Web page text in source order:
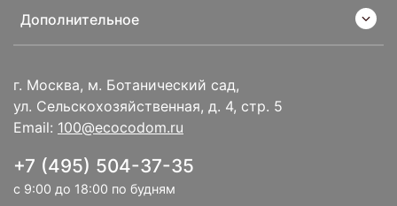
г. Москва, м. Ботанический сад,
ул. Сельскохозяйственная, д. 4, стр. 5
Email: 100@ecocodom.ru
+7 (495) 504-37-35
с 9:00 до 18:00 по будням
Дополнительное